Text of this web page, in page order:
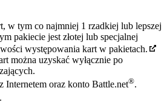
w tym co najmniej 1 rzadkiej lub lepszej
pakiecie jest złotej lub specjalnej
występowania kart w pakietach.
można uzyskać wyłącznie po
Internetem oraz konto Battle.net®.
.